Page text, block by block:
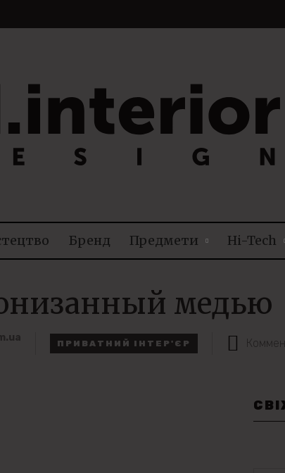
Бренд Предмети Hi-Tech
медью
ПРИВАТНИЙ ІНТЕР'ЄР